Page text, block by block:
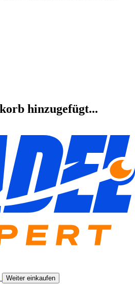
hinzugefügt...
Weiter einkaufen